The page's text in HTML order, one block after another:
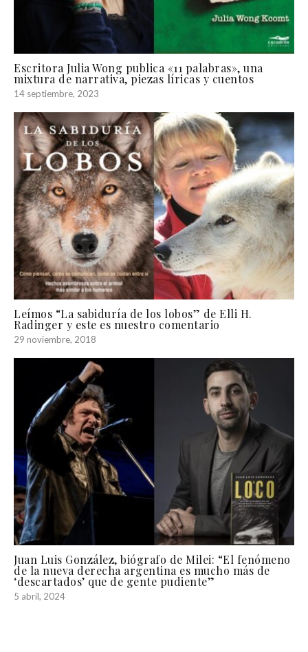
Escritora Julia Wong publica «11 palabras», una
mixtura de narrativa, piezas líricas y cuentos
14 septiembre, 2023
Leímos “La sabiduría de los lobos” de Elli H.
Radinger y este es nuestro comentario
29 noviembre, 2018
Juan Luis González, biógrafo de Milei: “El fenómeno
de la nueva derecha argentina es mucho más de
‘descartados’ que de gente pudiente”
5 abril, 2024